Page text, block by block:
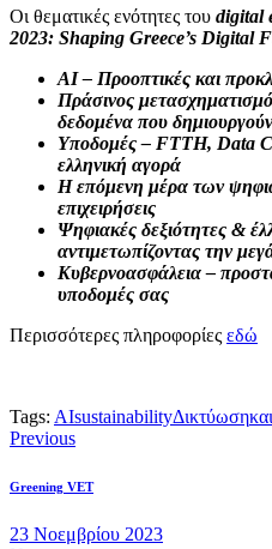
Οι θεματικές ενότητες του digital
2023: Shaping Greece’s Digital
ΑΙ – Προοπτικές και
Πράσινος
δεδομένα που δημιουργούν
Υποδομές – FTTH, Data
ελληνική αγορά
Η επόμενη μέρα των
επιχειρήσεις
Ψηφιακές δεξιότητες &
αντιμετωπίζοντας την
Κυβερνοασφάλεια –
υποδομές σας
Περισσότερες πληροφορίες εδώ
Tags: AIsustainabilityΔικτύωση
Previous
Greening VET
23 Νοεμβρίου 2023